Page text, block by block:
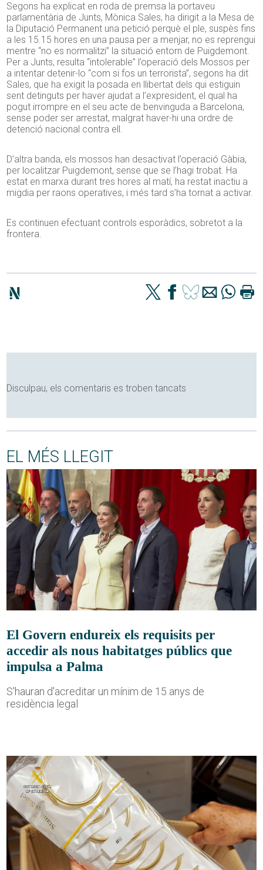
Segons ha explicat en roda de premsa la portaveu
parlamentària de Junts, Mònica Sales, ha dirigit a la Mesa de
la Diputació Permanent una petició perquè el ple, suspès fins
a les 15.15 hores en una pausa per a menjar, no es reprengui
mentre “no es normalitzi” la situació entorn de Puigdemont.
Per a Junts, resulta “intolerable” l’operació dels Mossos per
a intentar detenir-lo “com si fos un terrorista”, segons ha dit
Sales, que ha exigit la posada en llibertat dels qui estiguin
sent detinguts per haver ajudat a l’expresident, el qual ha
pogut irrompre en el seu acte de benvinguda a Barcelona,
sense poder ser arrestat, malgrat haver-hi una ordre de
detenció nacional contra ell.
D’altra banda, els mossos han desactivat l’operació Gàbia,
per localitzar Puigdemont, sense que se l’hagi trobat. Ha
estat en marxa durant tres hores al matí, ha restat inactiu a
migdia per raons operatives, i més tard s’ha tornat a activar.
Es continuen efectuant controls esporàdics, sobretot a la
frontera.
Disculpau, els comentaris es troben tancats
EL MÉS LLEGIT
El Govern endureix els requisits per
accedir als nous habitatges públics que
impulsa a Palma
S'hauran d'acreditar un mínim de 15 anys de
residència legal